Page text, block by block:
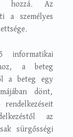
hozzá. Az
a személyes
informatikai
a beteg
a beteg egy
dönt,
az
sürgősségi